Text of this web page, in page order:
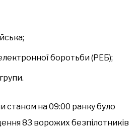
боротьби (РЕБ);
станом на 09:00 ранку було
83 ворожих безпілотників